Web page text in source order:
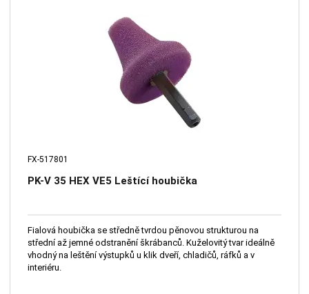
FX-517801
PK-V 35 HEX VE5 Leštící houbička
Fialová houbička se středně tvrdou pěnovou strukturou na
střední až jemné odstranění škrábanců. Kuželovitý tvar ideálně
vhodný na leštění výstupků u klik dveří, chladičů, ráfků a v
interiéru.